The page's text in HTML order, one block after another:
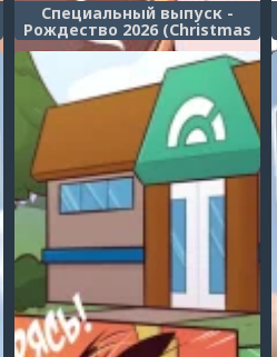
Специальный выпуск -
Рождество 2026 (Christmas
Special 2026)